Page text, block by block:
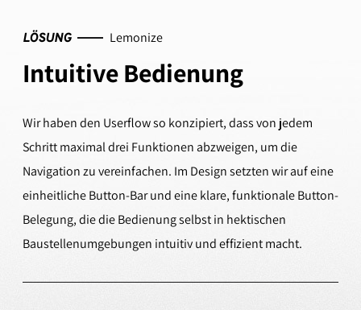
LÖSUNG Lemonize
Intuitive Bedienung
Wir haben den Userflow so konzipiert, dass von jedem
Schritt maximal drei Funktionen abzweigen, um die
Navigation zu vereinfachen. Im Design setzten wir auf eine
einheitliche Button-Bar und eine klare, funktionale Button-
Belegung, die die Bedienung selbst in hektischen
Baustellenumgebungen intuitiv und effizient macht.